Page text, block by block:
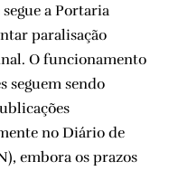
a Portaria
paralisação
O funcionamento
seguem sendo
no Diário de
embora os prazos